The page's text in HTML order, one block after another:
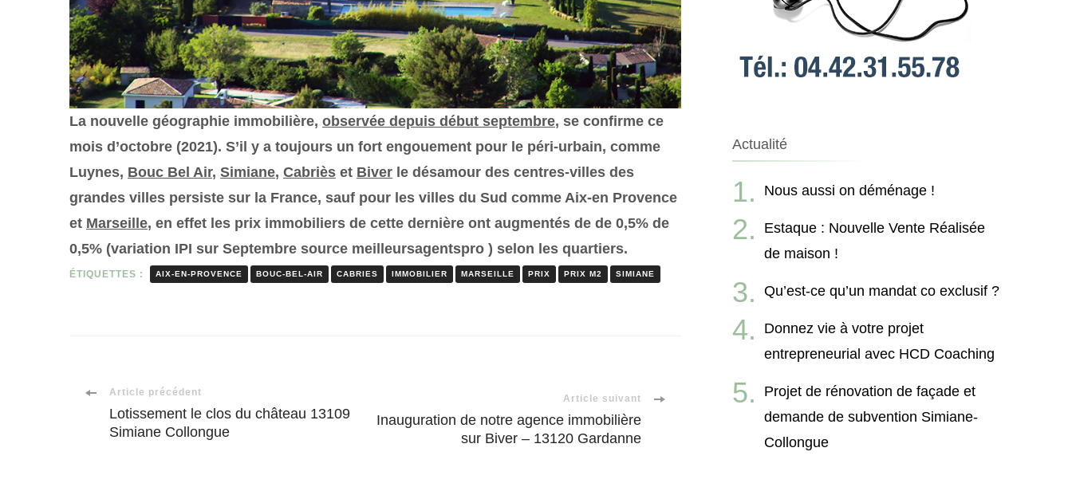
La nouvelle géographie immobilière, observée depuis début septembre, se confirme ce
mois d’octobre (2021). S’il y a toujours un fort engouement pour le péri-urbain, comme
Luynes, Bouc Bel Air, Simiane, Cabriès et Biver le désamour des centres-villes des
grandes villes persiste sur la France, sauf pour les villes du Sud comme Aix-en Provence
et Marseille, en effet les prix immobiliers de cette dernière ont augmentés de de 0,5% de
0,5% (variation IPI sur Septembre source meilleursagentspro ) selon les quartiers.
ÉTIQUETTES : AIX-EN-PROVENCE BOUC-BEL-AIR CABRIES IMMOBILIER MARSEILLE PRIX PRIX M2 SIMIANE
Navigation
d'article
Article précédent
Lotissement le clos du château 13109
Simiane Collongue
Article suivant
Inauguration de notre agence immobilière
sur Biver – 13120 Gardanne
Actualité
Nous aussi on déménage !
Estaque : Nouvelle Vente Réalisée
de maison !
Qu’est-ce qu’un mandat co exclusif ?
Donnez vie à votre projet
entrepreneurial avec HCD Coaching
Projet de rénovation de façade et
demande de subvention Simiane-
Collongue